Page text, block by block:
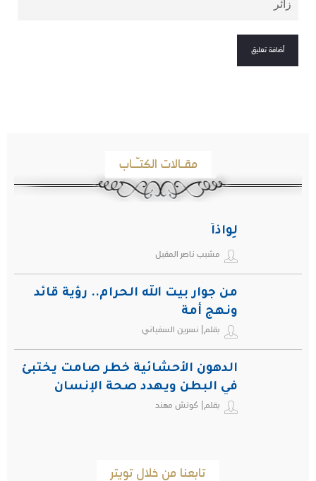
مقـالات الكتـّـاب
لِواذاً
مشبب ناصر المقبل
من جوار بيت الله الحرام.. رؤية قائد
ونهج أمة
بقلم| نسرين السفياني
الدهون الأحشائية خطر صامت يختبئ
في البطن ويهدد صحة الإنسان
بقلم| كوتش مهند
تابعنا من خلال تويتر